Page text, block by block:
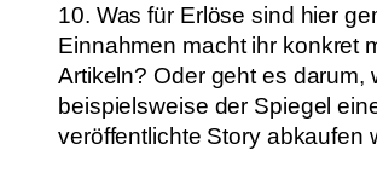
10. Was für Erlöse sind hier
Einnahmen macht ihr konkret
Artikeln? Oder geht es darum,
beispielsweise der Spiegel
veröffentlichte Story abkaufen